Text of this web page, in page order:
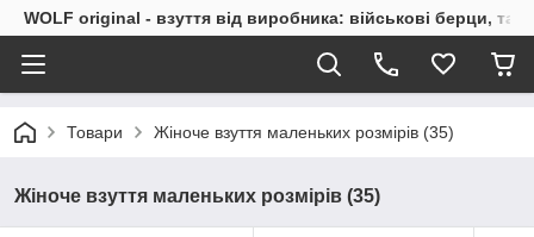
WOLF original - взуття від виробника: військові берци,
Товари Жіноче взуття маленьких розмірів (35)
Жіноче взуття маленьких розмірів (35)